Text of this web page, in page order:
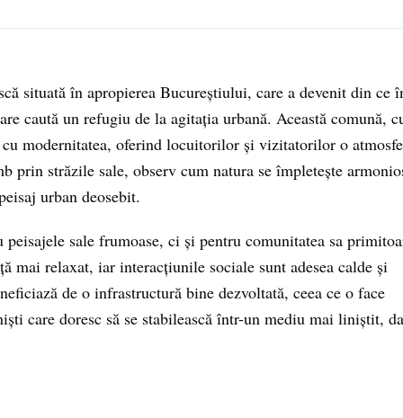
situată în apropierea Bucureștiului, care a devenit din ce
caută un refugiu de la agitația urbană. Această comună,
modernitatea, oferind locuitorilor și vizitatorilor o
prin străzile sale, observ cum natura se împletește
urban deosebit.
peisajele sale frumoase, ci și pentru comunitatea sa
mai relaxat, iar interacțiunile sociale sunt adesea calde și
de o infrastructură bine dezvoltată, ceea ce o face
care doresc să se stabilească într-un mediu mai liniștit,